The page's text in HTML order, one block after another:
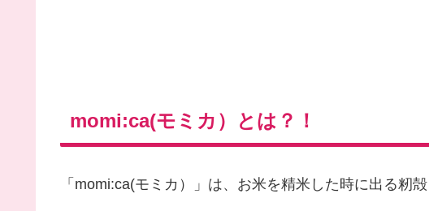
momi:ca(モミカ）とは？！
「momi:ca(モミカ）」は、お米を精米した時に出る籾